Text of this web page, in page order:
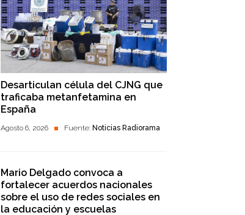
Desarticulan célula del CJNG que
traficaba metanfetamina en
España
Agosto 6, 2026 Fuente: Noticias Radiorama
Mario Delgado convoca a
fortalecer acuerdos nacionales
sobre el uso de redes sociales en
la educación y escuelas